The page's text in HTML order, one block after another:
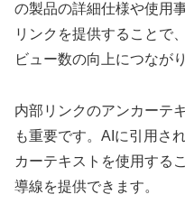
の製品の詳細仕様や使用
リンクを提供することで
ビュー数の向上につなが
内部リンクのアンカーテ
も重要です。AIに引用さ
カーテキストを使用する
導線を提供できます。